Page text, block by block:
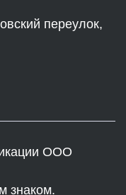
переулок,
ООО
знаком.